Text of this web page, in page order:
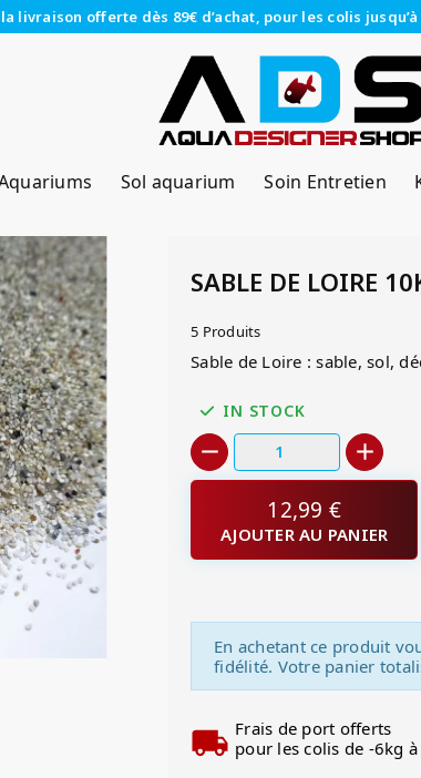
livraison offerte dès 89€ d’achat, pour les colis
Sol aquarium Soin Entretien
SABLE DE LOIRE
5 Produits
Sable de Loire : sable, sol,
IN STOCK
12,99 €
AJOUTER AU PANIER
En achetant ce produit
fidélité. Votre panier
Frais de port offerts
pour les colis de -6kg